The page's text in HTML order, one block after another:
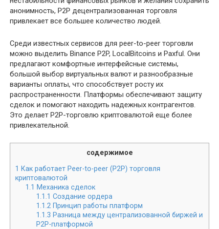
анонимность, P2P децентрализованная торговля
привлекает все большее количество людей.
Среди известных сервисов для peer-to-peer торговли
можно выделить Binance P2P, LocalBitcoins и Paxful. Они
предлагают комфортные интерфейсные системы,
большой выбор виртуальных валют и разнообразные
варианты оплаты, что способствует росту их
распространенности. Платформы обеспечивают защиту
сделок и помогают находить надежных контрагентов.
Это делает P2P-торговлю криптовалютой еще более
привлекательной.
содержимое
1 Как работает Peer-to-peer (P2P) торговля
криптовалютой
1.1 Механика сделок
1.1.1 Создание ордера
1.1.2Принцип работы платформ
1.1.3 Разница между централизованной биржей и
P2P-платформой